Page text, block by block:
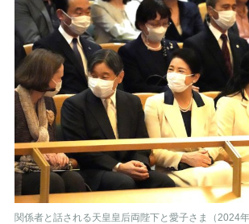
関係者と話される天皇皇后両陛下と愛子さま（2024